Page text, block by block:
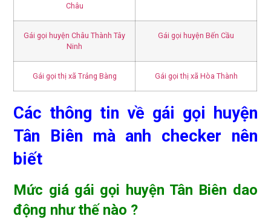
Châu
Gái gọi huyện Châu Thành Tây
Ninh
Gái gọi huyện Bến Cầu
Gái gọi thị xã Trảng Bàng Gái gọi thị xã Hòa Thành
Các thông tin về gái gọi huyện
Tân Biên mà anh checker nên
biết
Mức giá gái gọi huyện Tân Biên dao
động như thế nào ?